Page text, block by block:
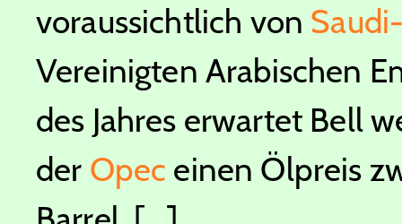
voraussichtlich von
Vereinigten Arabischen
des Jahres erwartet Bell
der Opec einen Ölpreis